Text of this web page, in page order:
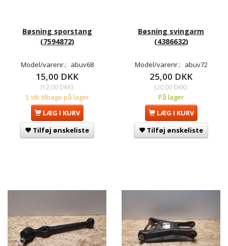
Bøsning sporstang
(7594872)
Model/varenr.: abuv68
15,00 DKK
(12,00 DKK)
5 stk tilbage på lager
LÆG I KURV
Tilføj ønskeliste
Bøsning svingarm
(4386632)
Model/varenr.: abuv72
25,00 DKK
(20,00 DKK)
På lager
LÆG I KURV
Tilføj ønskeliste